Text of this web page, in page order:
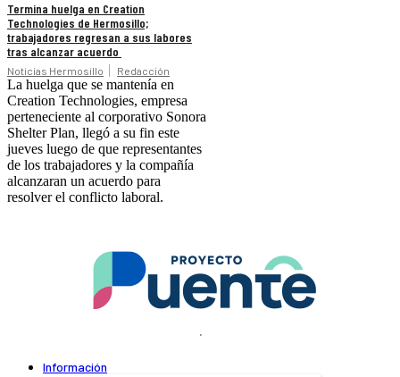
Termina huelga en Creation
Technologies de Hermosillo;
trabajadores regresan a sus labores
tras alcanzar acuerdo
Noticias Hermosillo Redacción
La huelga que se mantenía en
Creation Technologies, empresa
perteneciente al corporativo Sonora
Shelter Plan, llegó a su fin este
jueves luego de que representantes
de los trabajadores y la compañía
alcanzaran un acuerdo para
resolver el conflicto laboral.
.
Información